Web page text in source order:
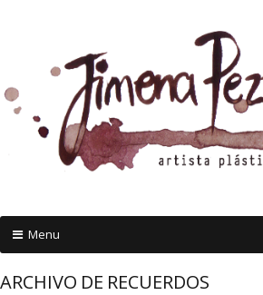
Menu
to
ARCHIVO DE RECUERDOS